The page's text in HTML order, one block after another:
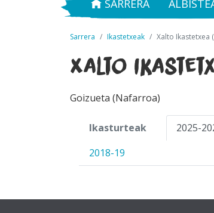
SARRERA
Sarrera Ikastetxeak Xalto Ikastetxea
Xalto
Goizueta (Nafarroa)
Ikasturteak 2025-
2018-19